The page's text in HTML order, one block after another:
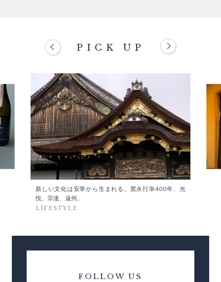
PICK UP
新しい文化は安寧から生まれる。寛永行幸400年、光
悦、宗達、遠州...
LIFESTYLE
FOLLOW US